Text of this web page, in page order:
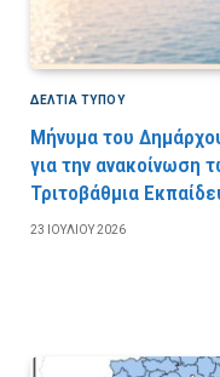
ΔΕΛΤΙΑ ΤΥΠΟΥ
Μήνυμα του
για την ανακοίνωση
Τριτοβάθμια
23 ΙΟΥΛΊΟΥ 2026